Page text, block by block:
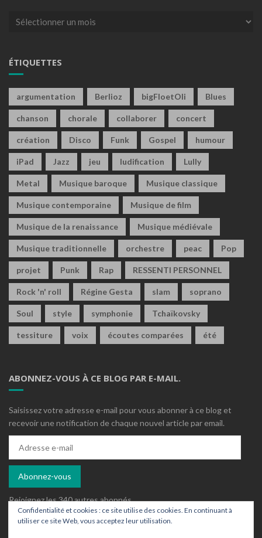
Archives
ÉTIQUETTES
argumentation Berlioz bigFloetOli Blues
chanson chorale collaborer concert
création Disco Funk Gospel humour
iPad Jazz jeu ludification Lully
Metal Musique baroque Musique classique
Musique contemporaine Musique de film
Musique de la renaissance Musique médiévale
Musique traditionnelle orchestre peac Pop
projet Punk Rap RESSENTI PERSONNEL
Rock 'n' roll Régine Gesta slam soprano
Soul style symphonie Tchaïkovsky
tessiture voix écoutes comparées été
ABONNEZ-VOUS À CE BLOG PAR E-MAIL.
Saisissez votre adresse e-mail pour vous abonner à ce blog et
recevoir une notification de chaque nouvel article par email.
mail
Abonnez-vous
Rejoignez les 340 autres abonnés
Confidentialité et cookies : ce site utilise des cookies. En continuant à
utiliser ce site Web, vous acceptez leur utilisation.